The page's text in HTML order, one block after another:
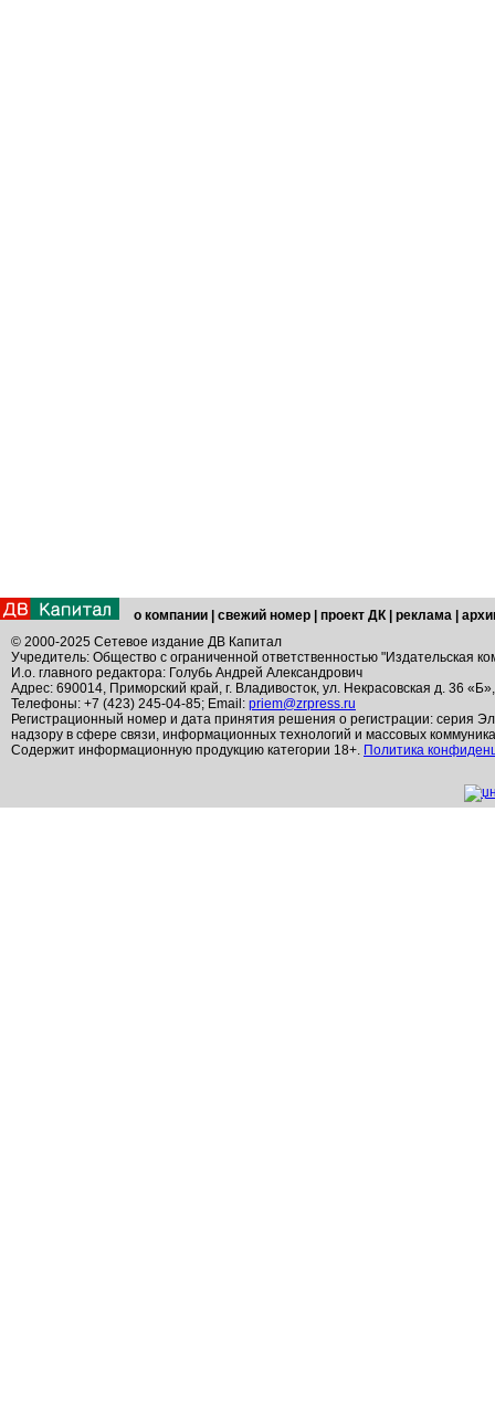
о компании свежий номер проект ДК реклама
© 2000-2025 Сетевое издание ДВ Капитал
Учредитель: Общество с ограниченной ответственностью "Издательская
И.о. главного редактора: Голубь Андрей Александрович
Адрес: 690014, Приморский край, г. Владивосток, ул. Некрасовская д. 36
Телефоны: +7 (423) 245-04-85; Email: priem@zrpress.ru
Регистрационный номер и дата принятия решения о регистрации: серия
надзору в сфере связи, информационных технологий и массовых
Содержит информационную продукцию категории 18+. Политика